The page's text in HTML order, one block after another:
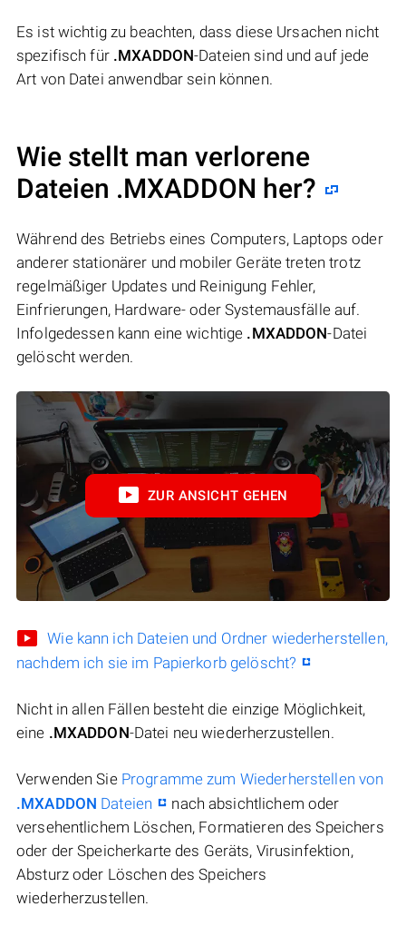
Es ist wichtig zu beachten, dass diese Ursachen nicht
spezifisch für .MXADDON-Dateien sind und auf jede
Art von Datei anwendbar sein können.
Wie stellt man verlorene
Dateien .MXADDON her?
Während des Betriebs eines Computers, Laptops oder
anderer stationärer und mobiler Geräte treten trotz
regelmäßiger Updates und Reinigung Fehler,
Einfrierungen, Hardware- oder Systemausfälle auf.
Infolgedessen kann eine wichtige .MXADDON-Datei
gelöscht werden.
ZUR ANSICHT GEHEN
Wie kann ich Dateien und Ordner wiederherstellen,
nachdem ich sie im Papierkorb gelöscht?
Nicht in allen Fällen besteht die einzige Möglichkeit,
eine .MXADDON-Datei neu wiederherzustellen.
Verwenden Sie Programme zum Wiederherstellen von
.MXADDON Dateien
nach absichtlichem oder
versehentlichem Löschen, Formatieren des Speichers
oder der Speicherkarte des Geräts, Virusinfektion,
Absturz oder Löschen des Speichers
wiederherzustellen.